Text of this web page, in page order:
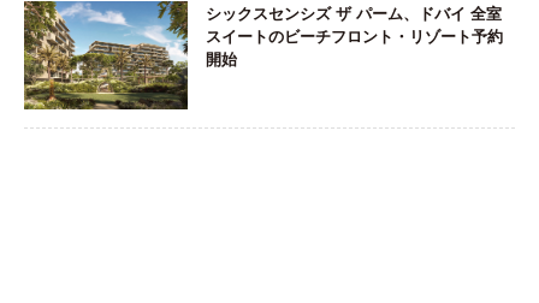
シックスセンシズ ザ パーム、ドバイ 全室
スイートのビーチフロント・リゾート予約
開始